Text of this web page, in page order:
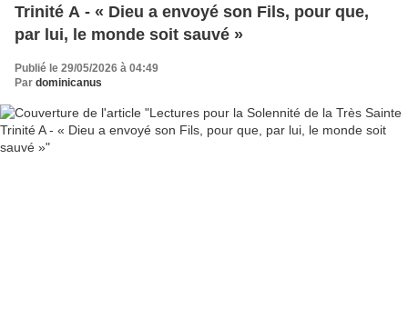
Trinité A - « Dieu a envoyé son Fils, pour que,
par lui, le monde soit sauvé »
Publié le 29/05/2026 à 04:49
Par dominicanus